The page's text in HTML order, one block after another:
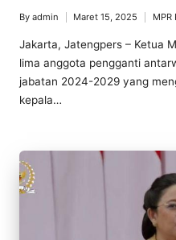
Posted
by
By admin Maret 15, 2025
in
MPR
Jakarta, Jatengpers – Ketua
lima anggota pengganti
jabatan 2024-2029 yang
kepala…